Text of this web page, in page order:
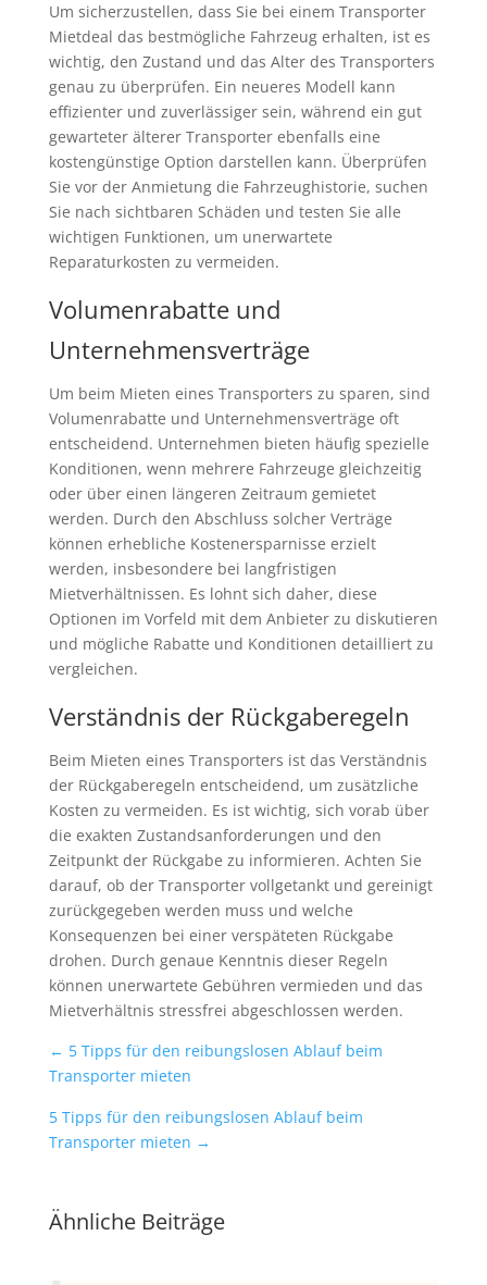
Um sicherzustellen, dass Sie bei einem Transporter
Mietdeal das bestmögliche Fahrzeug erhalten, ist es
wichtig, den Zustand und das Alter des Transporters
genau zu überprüfen. Ein neueres Modell kann
effizienter und zuverlässiger sein, während ein gut
gewarteter älterer Transporter ebenfalls eine
kostengünstige Option darstellen kann. Überprüfen
Sie vor der Anmietung die Fahrzeughistorie, suchen
Sie nach sichtbaren Schäden und testen Sie alle
wichtigen Funktionen, um unerwartete
Reparaturkosten zu vermeiden.
Volumenrabatte und
Unternehmensverträge
Um beim Mieten eines Transporters zu sparen, sind
Volumenrabatte und Unternehmensverträge oft
entscheidend. Unternehmen bieten häufig spezielle
Konditionen, wenn mehrere Fahrzeuge gleichzeitig
oder über einen längeren Zeitraum gemietet
werden. Durch den Abschluss solcher Verträge
können erhebliche Kostenersparnisse erzielt
werden, insbesondere bei langfristigen
Mietverhältnissen. Es lohnt sich daher, diese
Optionen im Vorfeld mit dem Anbieter zu diskutieren
und mögliche Rabatte und Konditionen detailliert zu
vergleichen.
Verständnis der Rückgaberegeln
Beim Mieten eines Transporters ist das Verständnis
der Rückgaberegeln entscheidend, um zusätzliche
Kosten zu vermeiden. Es ist wichtig, sich vorab über
die exakten Zustandsanforderungen und den
Zeitpunkt der Rückgabe zu informieren. Achten Sie
darauf, ob der Transporter vollgetankt und gereinigt
zurückgegeben werden muss und welche
Konsequenzen bei einer verspäteten Rückgabe
drohen. Durch genaue Kenntnis dieser Regeln
können unerwartete Gebühren vermieden und das
Mietverhältnis stressfrei abgeschlossen werden.
← 5 Tipps für den reibungslosen Ablauf beim
Transporter mieten
5 Tipps für den reibungslosen Ablauf beim
Transporter mieten →
Ähnliche Beiträge